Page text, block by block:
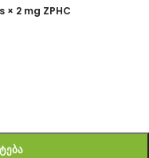
× 2 mg ZPHC